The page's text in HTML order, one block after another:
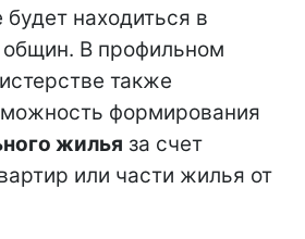
будет находиться в
общин. В профильном
также
формирования
жилья за счет
или части жилья от